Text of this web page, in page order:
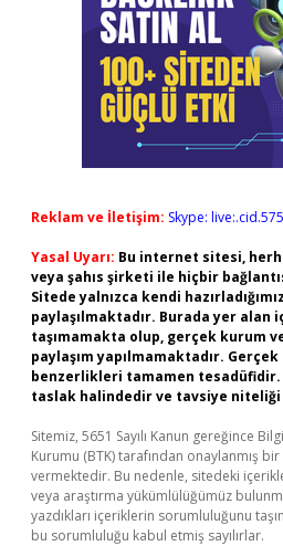
Reklam ve İletişim: Skype:
Yasal Uyarı: Bu internet sitesi,
veya şahıs şirketi ile hiçbir
Sitede yalnızca kendi
paylaşılmaktadır. Burada yer
taşımamakta olup, gerçek kurum
paylaşım yapılmamaktadır.
benzerlikleri tamamen
taslak halindedir ve tavsiye niteliği
Sitemiz, 5651 Sayılı Kanun gereğince
Kurumu (BTK) tarafından onaylanmış
vermektedir. Bu nedenle, sitedeki
veya araştırma yükümlülüğümüz
yazdıkları içeriklerin sorumluluğunu
bu sorumluluğu kabul etmiş sayılırlar.